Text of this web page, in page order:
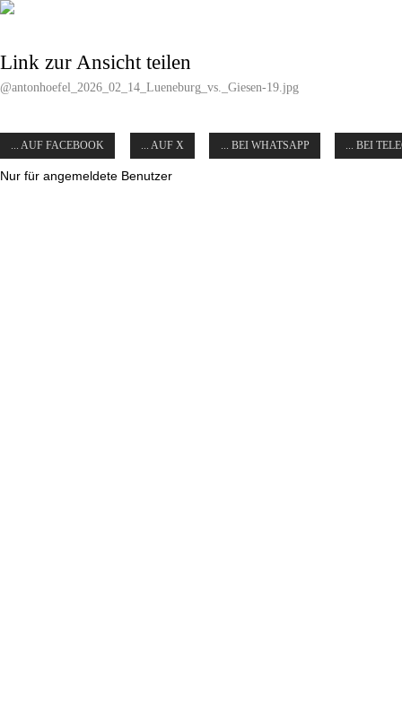
Link zur Ansicht teilen
@antonhoefel_2026_02_14_Lueneburg_vs._Giesen-19.jpg
... AUF FACEBOOK ... AUF X ... BEI WHATSAPP ... BEI
Nur für angemeldete Benutzer